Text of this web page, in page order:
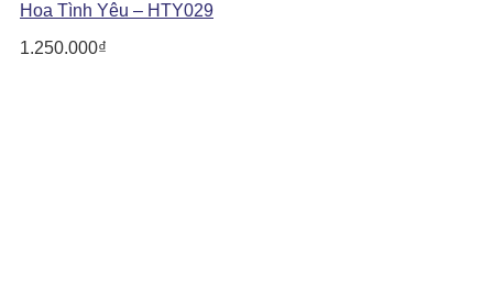
Hoa Tình Yêu – HTY029
1.250.000₫